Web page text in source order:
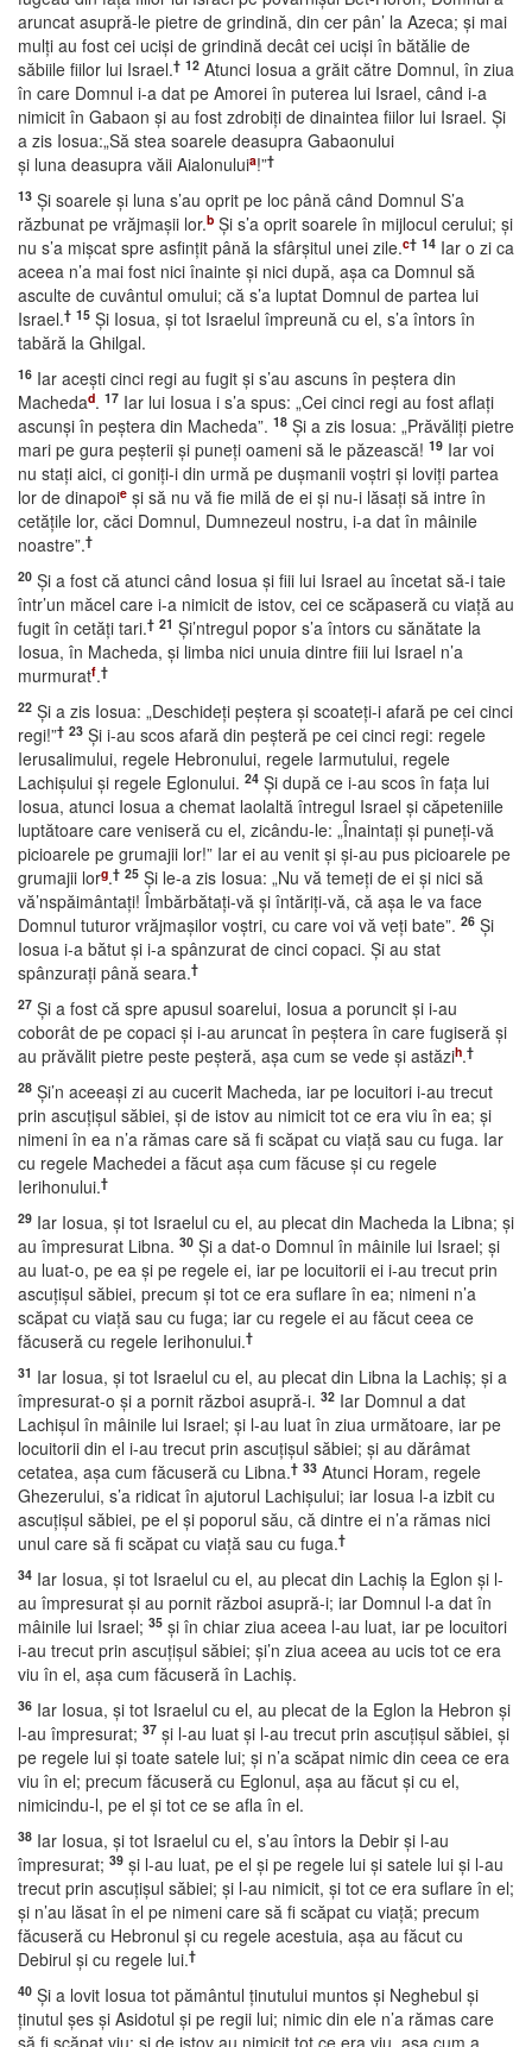
aruncat asupră-le pietre de grindină, din cer pân’ la Azeca; şi mai
mulţi au fost cei ucişi de grindină decât cei ucişi în bătălie de
săbiile fiilor lui Israel.† 12 Atunci Iosua a grăit către Domnul, în ziua
în care Domnul i-a dat pe Amorei în puterea lui Israel, când i-a
nimicit în Gabaon şi au fost zdrobiţi de dinaintea fiilor lui Israel. Şi
a zis Iosua:„Să stea soarele deasupra Gabaonului
şi luna deasupra văii Aialonuluia!”†
13 Şi soarele şi luna s’au oprit pe loc până când Domnul S’a
răzbunat pe vrăjmaşii lor.b Şi s’a oprit soarele în mijlocul cerului; şi
nu s’a mişcat spre asfinţit până la sfârşitul unei zile.c† 14 Iar o zi ca
aceea n’a mai fost nici înainte şi nici după, aşa ca Domnul să
asculte de cuvântul omului; că s’a luptat Domnul de partea lui
Israel.† 15 Şi Iosua, şi tot Israelul împreună cu el, s’a întors în
tabără la Ghilgal.
16 Iar aceşti cinci regi au fugit şi s’au ascuns în peştera din
Machedad. 17 Iar lui Iosua i s’a spus: „Cei cinci regi au fost aflaţi
ascunşi în peştera din Macheda”. 18 Şi a zis Iosua: „Prăvăliţi pietre
mari pe gura peşterii şi puneţi oameni să le păzească! 19 Iar voi
nu staţi aici, ci goniţi-i din urmă pe duşmanii voştri şi loviţi partea
lor de dinapoie şi să nu vă fie milă de ei şi nu-i lăsaţi să intre în
cetăţile lor, căci Domnul, Dumnezeul nostru, i-a dat în mâinile
noastre”.†
20 Şi a fost că atunci când Iosua şi fiii lui Israel au încetat să-i taie
într’un măcel care i-a nimicit de istov, cei ce scăpaseră cu viaţă au
fugit în cetăţi tari.† 21 Şi’ntregul popor s’a întors cu sănătate la
Iosua, în Macheda, şi limba nici unuia dintre fiii lui Israel n’a
murmuratf.†
22 Şi a zis Iosua: „Deschideţi peştera şi scoateţi-i afară pe cei cinci
regi!”† 23 Şi i-au scos afară din peşteră pe cei cinci regi: regele
Ierusalimului, regele Hebronului, regele Iarmutului, regele
Lachişului şi regele Eglonului. 24 Şi după ce i-au scos în faţa lui
Iosua, atunci Iosua a chemat laolaltă întregul Israel şi căpeteniile
luptătoare care veniseră cu el, zicându-le: „Înaintaţi şi puneţi-vă
picioarele pe grumajii lor!” Iar ei au venit şi şi-au pus picioarele pe
grumajii lorg.† 25 Şi le-a zis Iosua: „Nu vă temeţi de ei şi nici să
vă’nspăimântaţi! Îmbărbătaţi-vă şi întăriţi-vă, că aşa le va face
Domnul tuturor vrăjmaşilor voştri, cu care voi vă veţi bate”. 26 Şi
Iosua i-a bătut şi i-a spânzurat de cinci copaci. Şi au stat
spânzuraţi până seara.†
27 Şi a fost că spre apusul soarelui, Iosua a poruncit şi i-au
coborât de pe copaci şi i-au aruncat în peştera în care fugiseră şi
au prăvălit pietre peste peşteră, aşa cum se vede şi astăzih.†
28 Şi’n aceeaşi zi au cucerit Macheda, iar pe locuitori i-au trecut
prin ascuţişul săbiei, şi de istov au nimicit tot ce era viu în ea; şi
nimeni în ea n’a rămas care să fi scăpat cu viaţă sau cu fuga. Iar
cu regele Machedei a făcut aşa cum făcuse şi cu regele
Ierihonului.†
29 Iar Iosua, şi tot Israelul cu el, au plecat din Macheda la Libna; şi
au împresurat Libna. 30 Şi a dat-o Domnul în mâinile lui Israel; şi
au luat-o, pe ea şi pe regele ei, iar pe locuitorii ei i-au trecut prin
ascuţişul săbiei, precum şi tot ce era suflare în ea; nimeni n’a
scăpat cu viaţă sau cu fuga; iar cu regele ei au făcut ceea ce
făcuseră cu regele Ierihonului.†
31 Iar Iosua, şi tot Israelul cu el, au plecat din Libna la Lachiş; şi a
împresurat-o şi a pornit război asupră-i. 32 Iar Domnul a dat
Lachişul în mâinile lui Israel; şi l-au luat în ziua următoare, iar pe
locuitorii din el i-au trecut prin ascuţişul săbiei; şi au dărâmat
cetatea, aşa cum făcuseră cu Libna.† 33 Atunci Horam, regele
Ghezerului, s’a ridicat în ajutorul Lachişului; iar Iosua l-a izbit cu
ascuţişul săbiei, pe el şi poporul său, că dintre ei n’a rămas nici
unul care să fi scăpat cu viaţă sau cu fuga.†
34 Iar Iosua, şi tot Israelul cu el, au plecat din Lachiş la Eglon şi l-
au împresurat şi au pornit război asupră-i; iar Domnul l-a dat în
mâinile lui Israel; 35 şi în chiar ziua aceea l-au luat, iar pe locuitori
i-au trecut prin ascuţişul săbiei; şi’n ziua aceea au ucis tot ce era
viu în el, aşa cum făcuseră în Lachiş.
36 Iar Iosua, şi tot Israelul cu el, au plecat de la Eglon la Hebron şi
l-au împresurat; 37 şi l-au luat şi l-au trecut prin ascuţişul săbiei, şi
pe regele lui şi toate satele lui; şi n’a scăpat nimic din ceea ce era
viu în el; precum făcuseră cu Eglonul, aşa au făcut şi cu el,
nimicindu-l, pe el şi tot ce se afla în el.
38 Iar Iosua, şi tot Israelul cu el, s’au întors la Debir şi l-au
împresurat; 39 şi l-au luat, pe el şi pe regele lui şi satele lui şi l-au
trecut prin ascuţişul săbiei; şi l-au nimicit, şi tot ce era suflare în el;
şi n’au lăsat în el pe nimeni care să fi scăpat cu viaţă; precum
făcuseră cu Hebronul şi cu regele acestuia, aşa au făcut cu
Debirul şi cu regele lui.†
40 Şi a lovit Iosua tot pământul ţinutului muntos şi Neghebul şi
ţinutul şes şi Asidotul şi pe regii lui; nimic din ele n’a rămas care
să fi scăpat viu; şi de istov au nimicit tot ce era viu, aşa cum a